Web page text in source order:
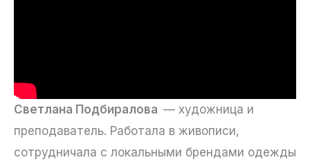
Светлана Подбиралова — художница и
преподаватель. Работала в живописи,
сотрудничала с локальными брендами одежды